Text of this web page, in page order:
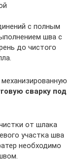
с полным
шва с
до чистого
сварку под
от шлака
участка шва
необходимо